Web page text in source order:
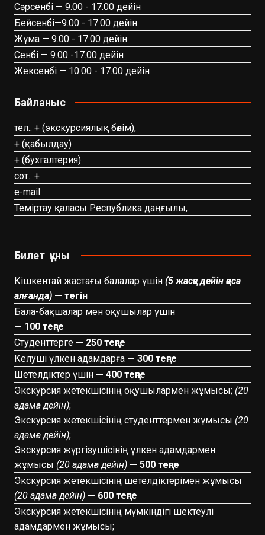
Сәрсенбі — 9.00 - 17.00 дейін
Бейсенбі—9.00 - 17.00 дейін
Жұма — 9.00 - 17.00 дейін
Сенбі — 9.00 -17.00 дейін
Жексенбі — 10.00 - 17.00 дейін
Байланыс
тел.: + (экскурсиялық бөлім),
+ (қабылдау)
+ (бухгалтерия)
сот.: +
e-mail:
Теміртау қаласы Республика даңғылы,
Билет құны
Кішкентай жастағы балалар үшін(5 жасқа дейін қоса
алғанда) — тегін
Бала-бақшалар мен оқушылар үшін
— 100 теңге
Студенттерге — 250 теңге
Келуші үлкен адамдарға — 300 теңге
Шетелдіктер үшін — 400 теңге
Экскурсия жетекшісінің оқушылармен жұмысы; (20
адамға дейін);
Экскурсия жетекшісінің студенттермен жұмысы (20
адамға дейін);
Экскурсия жүргізушісінің үлкен адамдармен
жұмысы (20 адамға дейін) — 500 теңге
Экскурсия жетекшісінің шетелдіктерімен жұмысы
(20 адамға дейін) — 600 теңге
Экскурсия жетекшісінің мүмкіндігі шектеулі
адамдармен жұмысы;